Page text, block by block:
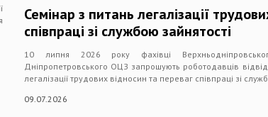
Семінар з питань легалізації
співпраці зі службою зайнятості
10 липня 2026 року фахівці
Дніпропетровського ОЦЗ запрошують роботодавців
легалізації трудових відносин та переваг співпраці зі
09.07.2026